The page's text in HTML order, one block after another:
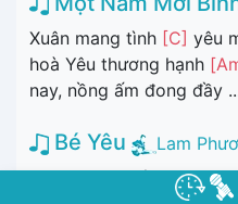
Xuân mang tình [C] yêu
hoà Yêu thương hạnh
nay, nồng ấm đong đầy
Bé Yêu
Lam
1. Ngày em đến mang